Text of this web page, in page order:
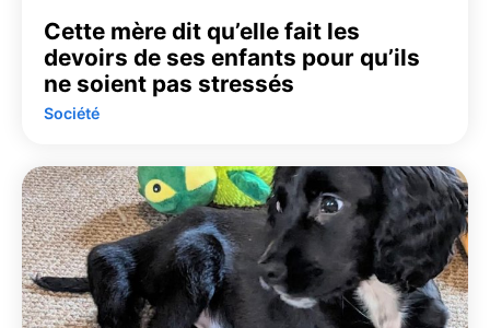
Cette mère dit qu’elle fait les
devoirs de ses enfants pour qu’ils
ne soient pas stressés
Société